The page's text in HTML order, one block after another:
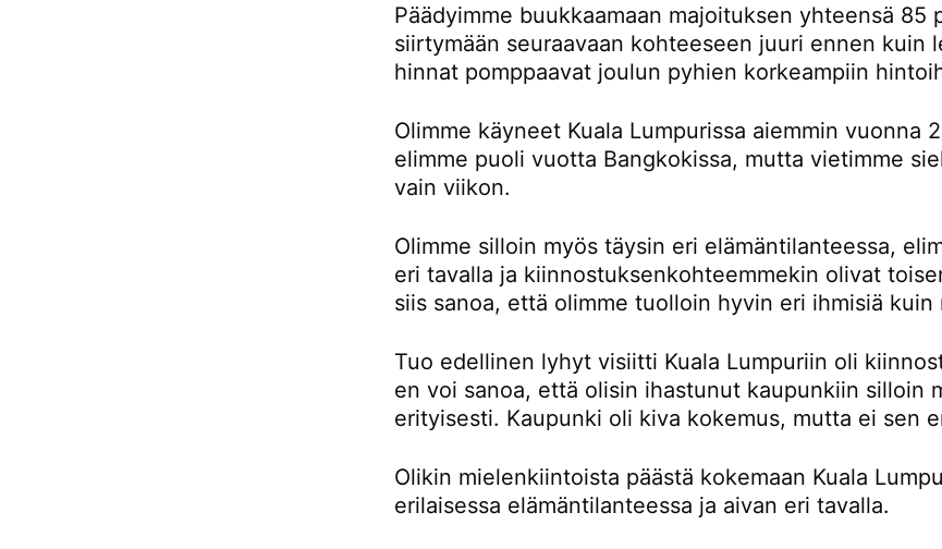
Päädyimme buukkaamaan majoituksen yhteensä 85
siirtymään seuraavaan kohteeseen juuri ennen kuin
hinnat pomppaavat joulun pyhien korkeampiin
Olimme käyneet Kuala Lumpurissa aiemmin vuonna
elimme puoli vuotta Bangkokissa, mutta vietimme
vain viikon.
Olimme silloin myös täysin eri elämäntilanteessa,
eri tavalla ja kiinnostuksenkohteemmekin olivat
siis sanoa, että olimme tuolloin hyvin eri ihmisiä kuin
Tuo edellinen lyhyt visiitti Kuala Lumpuriin oli
en voi sanoa, että olisin ihastunut kaupunkiin silloin
erityisesti. Kaupunki oli kiva kokemus, mutta ei sen
Olikin mielenkiintoista päästä kokemaan Kuala
erilaisessa elämäntilanteessa ja aivan eri tavalla.